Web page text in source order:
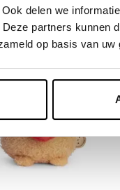
delen we
partners kunnen
op basis van